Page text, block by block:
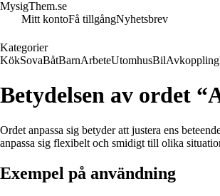
MysigThem.se
Mitt kontoFå tillgångNyhetsbrev
Kategorier
KökSovaBåtBarnArbeteUtomhusBilAvkoppling
Betydelsen av ordet
Ordet anpassa sig betyder att justera ens
anpassa sig flexibelt och smidigt till olika
Exempel på användning